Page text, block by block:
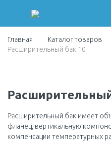
Главная Каталог товаров
Расширительный бак 10
Расширительный бак имеет
фланец, вертикальную
компенсации температурных